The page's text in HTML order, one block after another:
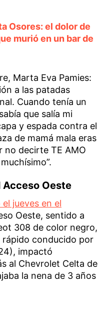
Osores: el dolor de
murió en un bar de
Marta Eva Pamies:
a las patadas
Cuando tenía un
que salía mi
y espada contra el
de mamá mala eras
no decirte TE AMO
Oeste
jueves en el
Oeste, sentido a
308 de color negro,
rápido conducido por
impactó
al Chevrolet Celta de
la nena de 3 años